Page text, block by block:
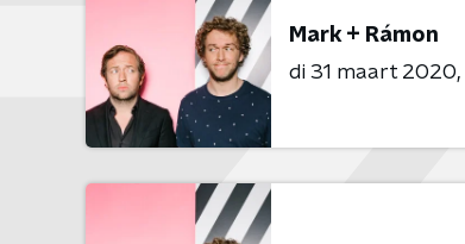
Mark + Rámon
di 31 maart 2020